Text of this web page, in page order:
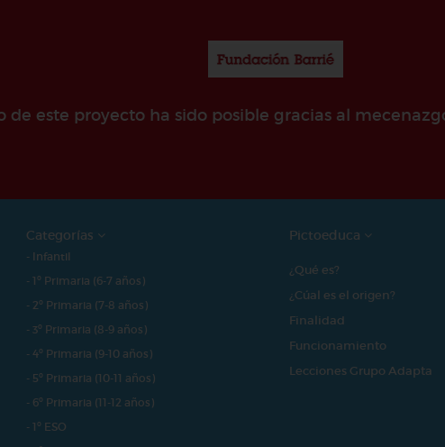
de este proyecto ha sido posible gracias al
Categorías
- Infantil
- 1º Primaria (6-7 años)
- 2º Primaria (7-8 años)
- 3º Primaria (8-9 años)
- 4º Primaria (9-10 años)
- 5º Primaria (10-11 años)
- 6º Primaria (11-12 años)
- 1º ESO
Pictoeduca
¿Qué es?
¿Cúal es el origen?
Finalidad
Funcionamiento
Lecciones Grupo Adapta